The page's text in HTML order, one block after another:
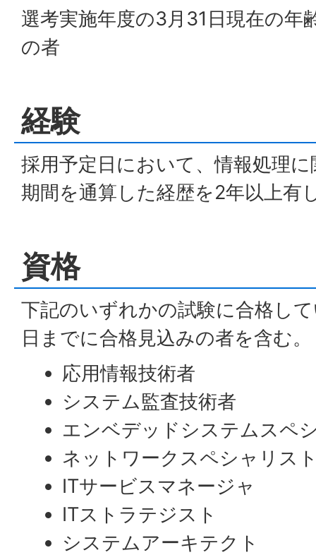
選考実施年度の3月31日現在の年
の者
経験
採用予定日において、情報処理
期間を通算した経歴を2年以上有
資格
下記のいずれかの試験に合格し
日までに合格見込みの者を含む。
応用情報技術者
システム監査技術者
エンベデッドシステムスペ
ネットワークスペシャリス
ITサービスマネージャ
ITストラテジスト
システムアーキテクト